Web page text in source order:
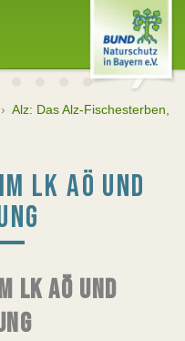
› Alz: Das Alz-Fischesterben,
LK AÖ UND
LK AÖ UND